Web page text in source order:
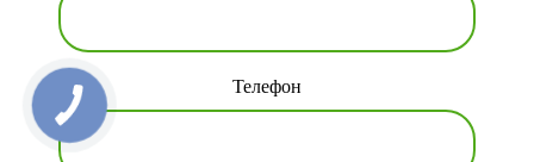
Телефон